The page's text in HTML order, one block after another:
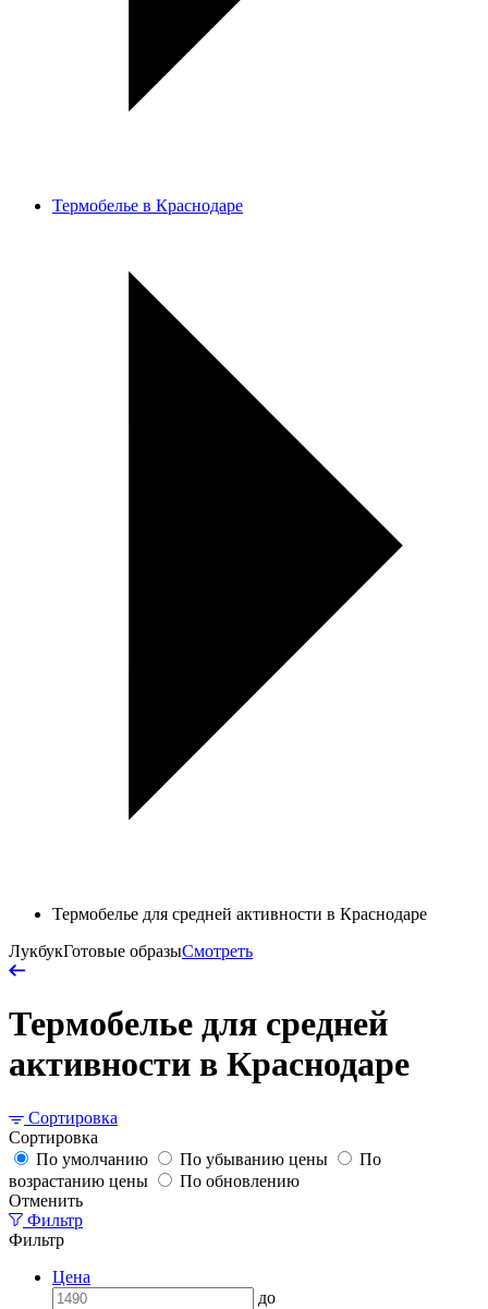
Термобелье в Краснодаре
Термобелье для средней активности в Краснодаре
ЛукбукГотовые образыСмотреть
Термобелье для средней
активности в Краснодаре
Сортировка
Сортировка
По умолчанию
По убыванию цены
По
возрастанию цены
По обновлению
Отменить
Фильтр
Фильтр
Цена
до